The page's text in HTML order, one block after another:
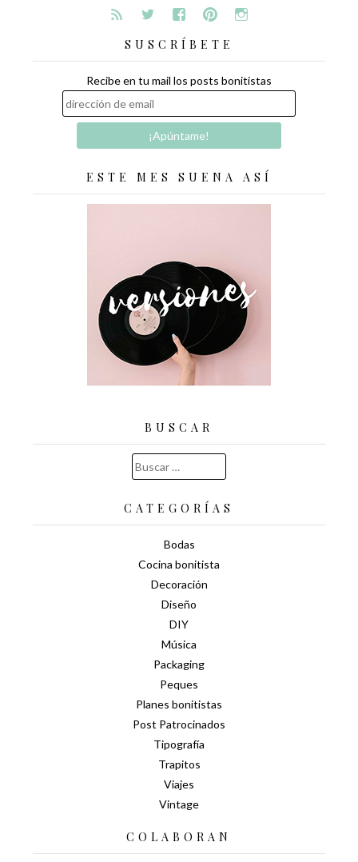
SUSCRÍBETE
Recibe en tu mail los posts bonitistas
ESTE MES SUENA ASÍ
BUSCAR
Buscar:
CATEGORÍAS
Bodas
Cocina bonitista
Decoración
Diseño
DIY
Música
Packaging
Peques
Planes bonitistas
Post Patrocinados
Tipografía
Trapitos
Viajes
Vintage
COLABORAN